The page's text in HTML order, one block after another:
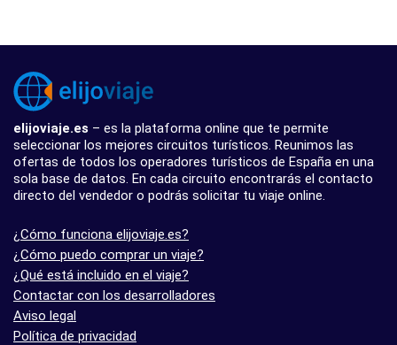
elijoviaje.es – es la plataforma online que te permite
seleccionar los mejores circuitos turísticos. Reunimos las
ofertas de todos los operadores turísticos de España en una
sola base de datos. En cada circuito encontrarás el contacto
directo del vendedor o podrás solicitar tu viaje online.
¿Cómo funciona elijoviaje.es?
¿Cómo puedo comprar un viaje?
¿Qué está incluido en el viaje?
Contactar con los desarrolladores
Aviso legal
Política de privacidad